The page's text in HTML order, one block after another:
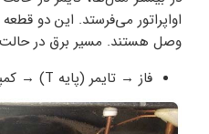
اواپراتور می‌فرستد. این دو
وصل هستند. مسیر برق در
فاز → تایمر (پایه T) → کمپرسور و فن → نول